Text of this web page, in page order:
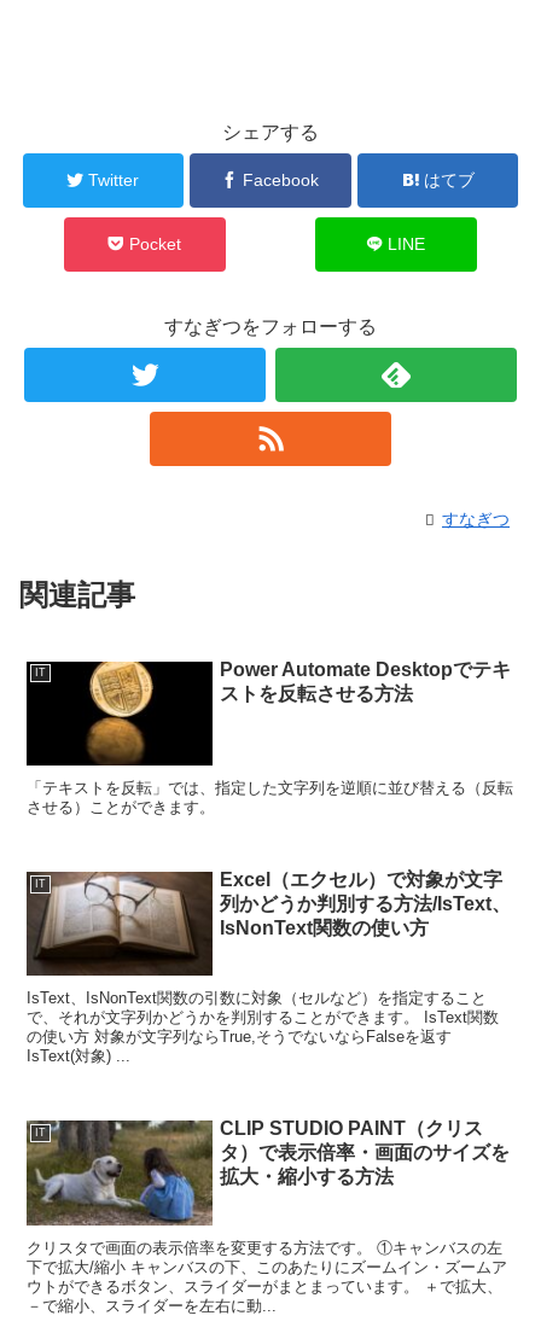
シェアする
Twitter Facebook はてブ
Pocket LINE
すなぎつをフォローする
すなぎつ
関連記事
IT
Power Automate Desktopでテキ
ストを反転させる方法
「テキストを反転」では、指定した文字列を逆順に並び替える（反転
させる）ことができます。
IT
Excel（エクセル）で対象が文字
列かどうか判別する方法/IsText、
IsNonText関数の使い方
IsText、IsNonText関数の引数に対象（セルなど）を指定すること
で、それが文字列かどうかを判別することができます。 IsText関数
の使い方 対象が文字列ならTrue,そうでないならFalseを返す
IsText(対象) ...
IT
CLIP STUDIO PAINT（クリス
タ）で表示倍率・画面のサイズを
拡大・縮小する方法
クリスタで画面の表示倍率を変更する方法です。 ①キャンバスの左
下で拡大/縮小 キャンバスの下、このあたりにズームイン・ズームア
ウトができるボタン、スライダーがまとまっています。 ＋で拡大、
－で縮小、スライダーを左右に動...